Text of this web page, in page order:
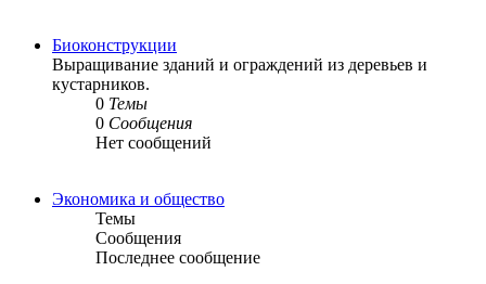
Биоконструкции
Выращивание зданий и ограждений из деревьев и
кустарников.
0 Темы
0 Сообщения
Нет сообщений
Экономика и общество
Темы
Сообщения
Последнее сообщение